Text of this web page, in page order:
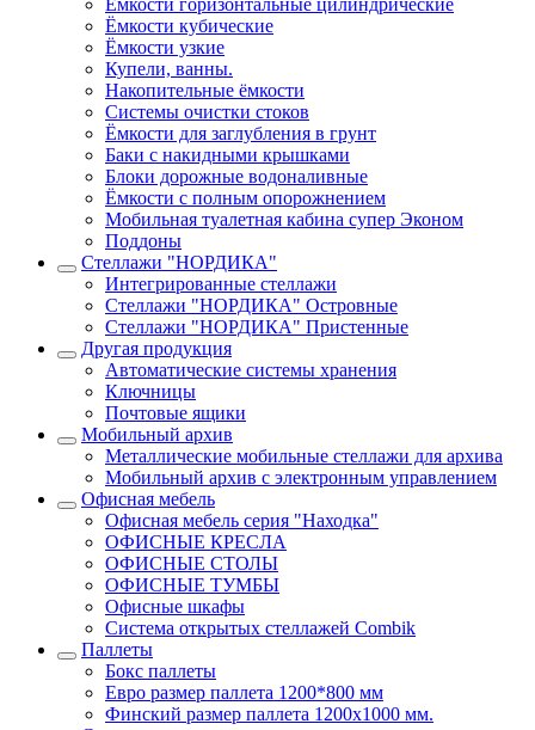
Ёмкости кубические
Ёмкости узкие
Купели, ванны.
Накопительные ёмкости
Системы очистки стоков
Ёмкости для заглубления в грунт
Баки с накидными крышками
Блоки дорожные водоналивные
Ёмкости с полным опорожнением
Мобильная туалетная кабина супер Эконом
Поддоны
Стеллажи "НОРДИКА"
Интегрированные стеллажи
Стеллажи "НОРДИКА" Островные
Стеллажи "НОРДИКА" Пристенные
Другая продукция
Автоматические системы хранения
Ключницы
Почтовые ящики
Мобильный архив
Металлические мобильные стеллажи для архива
Мобильный архив с электронным управлением
Офисная мебель
Офисная мебель серия "Находка"
ОФИСНЫЕ КРЕСЛА
ОФИСНЫЕ СТОЛЫ
ОФИСНЫЕ ТУМБЫ
Офисные шкафы
Система открытых стеллажей Combik
Паллеты
Бокс паллеты
Евро размер паллета 1200*800 мм
Финский размер паллета 1200х1000 мм.